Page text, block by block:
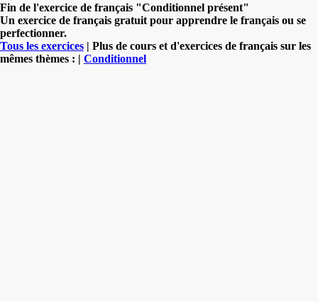
Fin de l'exercice de français "Conditionnel présent"
Un exercice de français gratuit pour apprendre le français ou se
perfectionner.
Tous les exercices | Plus de cours et d'exercices de français sur les
mêmes thèmes : | Conditionnel